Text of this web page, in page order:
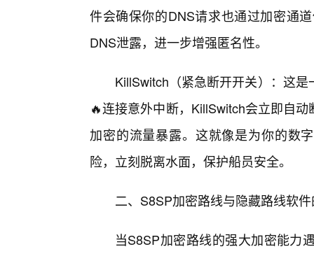
件会确保你的DNS请求也通过加密通
DNS泄露，进一步增强匿名性。
KillSwitch（紧急断开开关）：这
🔥连接意外中断，KillSwitch会立即自
加密的流量暴露。这就像是为你的数
险，立刻脱离水面，保护船员安全。
二、S8SP加密路线与隐藏路线软
当S8SP加密路线的强大加密能力